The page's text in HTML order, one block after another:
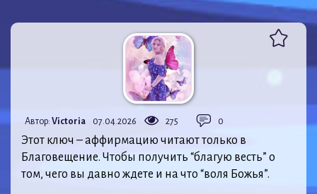
Автор: Victoria 07.04.2026 275 0
Этот ключ – аффирмацию читают только в
Благовещение. Чтобы получить “благую весть” о
том, чего вы давно ждете и на что “воля Божья”.